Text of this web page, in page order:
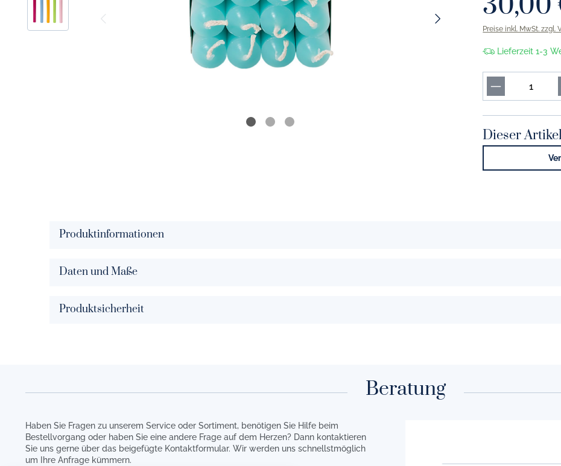
Solid Color signalrot
Solid Color marine
Solid Color indigo
Solid Color kornblume
Solid Color tannengrün
Solid Color khaki
Solid Color pistazie
Preise inkl. MwSt. zzgl.
Lieferzeit 1-3
Dieser
Produktinformationen
Daten und Maße
Produktsicherheit
Beratung
Haben Sie Fragen zu unserem Service oder Sortiment, benötigen Sie Hilfe beim
Bestellvorgang oder haben Sie eine andere Frage auf dem Herzen? Dann kontaktieren
Sie uns gerne über das beigefügte Kontaktformular. Wir werden uns schnellstmöglich
um Ihre Anfrage kümmern.